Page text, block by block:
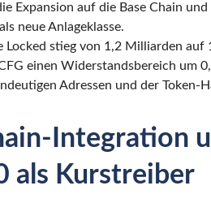
Expansion auf die Base Chain
neue Anlageklasse.
Locked stieg von 1,2 Milliarden
einen Widerstandsbereich um
Adressen und der Token-
Integration
als Kurstreiber